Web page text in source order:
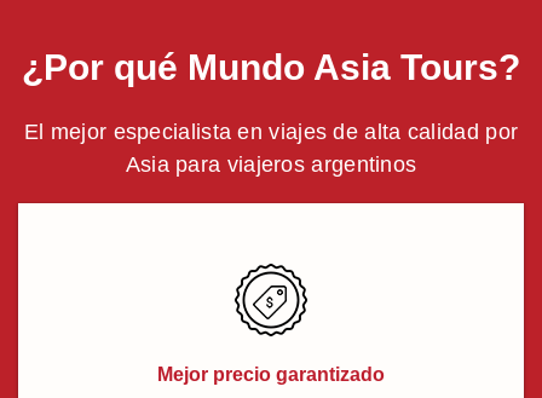
¿Por qué Mundo Asia Tours?
El mejor especialista en viajes de alta calidad por
Asia para viajeros argentinos
Mejor precio garantizado